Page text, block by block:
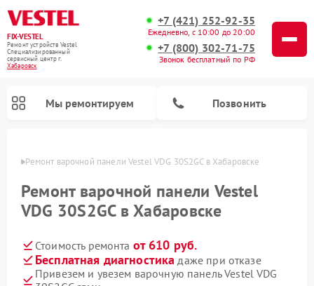
FIX-VESTEL
Ремонт устройств Vestel
Специализированный
cервисный центр г.
Хабаровск
+7 (421) 252-92-35
Ежедневно, с 10:00 до 20:00
+7 (800) 302-71-75
Звонок бесплатный по РФ
Мы ремонтируем Позвонить
Ремонт варочной панели Vestel VDG 30S2GC в Хабаровске
Ремонт варочной панели Vestel
VDG 30S2GC в Хабаровске
Стоимость ремонта от 610 руб.
Бесплатная диагностика даже при отказе
Привезем и увезем варочную панель Vestel VDG